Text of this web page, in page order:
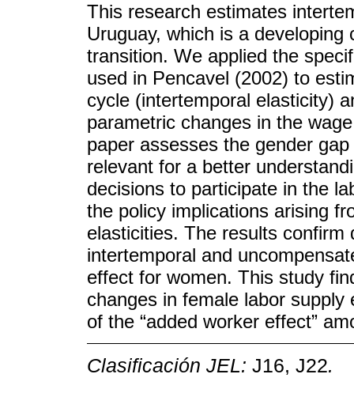
This research estimates
Uruguay, which is a
transition. We applied the
used in Pencavel (2002) to
cycle (intertemporal elasticity)
parametric changes in the
paper assesses the gender
relevant for a better
decisions to participate in the
the policy implications arising
elasticities. The results
intertemporal and
effect for women. This study
changes in female labor
of the “added worker effect”
Clasificación JEL: J16, J22.